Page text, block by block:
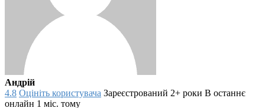
Андрій
4.8 Оцініть користувача Зареєстрований 2+ роки В останнє
онлайн 1 міс. тому